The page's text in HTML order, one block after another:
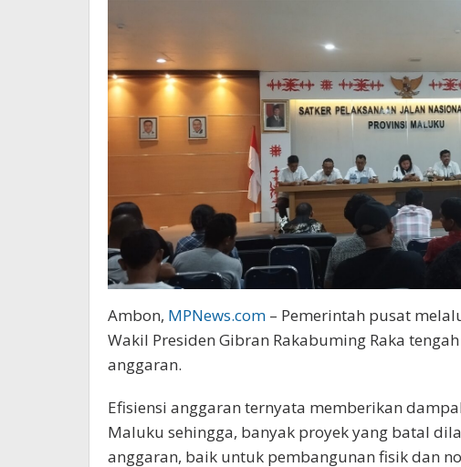
Ambon, MPNews.com – Pemerintah pusat
Wakil Presiden Gibran Rakabuming Raka
anggaran.
Efisiensi anggaran ternyata memberikan
Maluku sehingga, banyak proyek yang batal
anggaran, baik untuk pembangunan fisik dan